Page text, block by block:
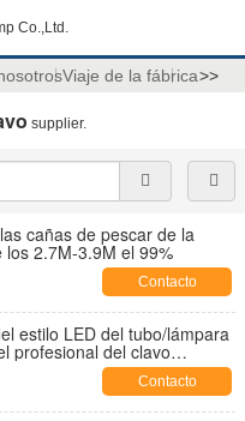
Co.,Ltd.
Viaje de la fábrica>>
supplier.
cañas de pescar de la
2.7M-3.9M el 99%
Contacto
estilo LED del tubo/lámpara
profesional del clavo
Contacto